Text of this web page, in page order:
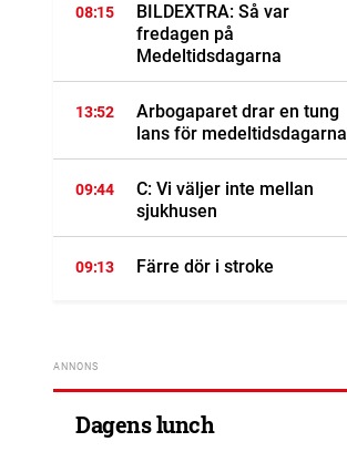
08:15
BILDEXTRA: Så var
fredagen på
Medeltidsdagarna
13:52
Arbogaparet drar en tung
lans för medeltidsdagarna
09:44
C: Vi väljer inte mellan
sjukhusen
09:13 Färre dör i stroke
Dagens lunch